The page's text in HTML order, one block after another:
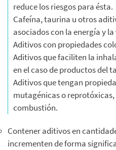
reduce los riesgos para ésta.
Cafeína, taurina u otros
asociados con la energía y
Aditivos con propiedades
Aditivos que faciliten la
en el caso de productos del
Aditivos que tengan
mutagénicas o reprotóxicas,
combustión.
Contener aditivos en
incrementen de forma